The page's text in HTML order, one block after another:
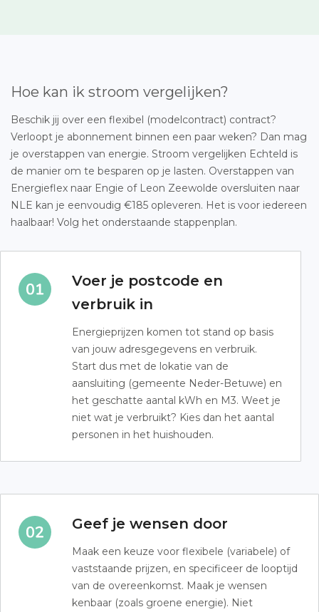
Hoe kan ik stroom vergelijken?
Beschik jij over een flexibel (modelcontract) contract?
Verloopt je abonnement binnen een paar weken? Dan mag
je overstappen van energie. Stroom vergelijken Echteld is
de manier om te besparen op je lasten. Overstappen van
Energieflex naar Engie of Leon Zeewolde oversluiten naar
NLE kan je eenvoudig €185 opleveren. Het is voor iedereen
haalbaar! Volg het onderstaande stappenplan.
Voer je postcode en
verbruik in
Energieprijzen komen tot stand op basis
van jouw adresgegevens en verbruik.
Start dus met de lokatie van de
aansluiting (gemeente Neder-Betuwe) en
het geschatte aantal kWh en M3. Weet je
niet wat je verbruikt? Kies dan het aantal
personen in het huishouden.
Geef je wensen door
Maak een keuze voor flexibele (variabele) of
vaststaande prijzen, en specificeer de looptijd
van de overeenkomst. Maak je wensen
kenbaar (zoals groene energie). Niet